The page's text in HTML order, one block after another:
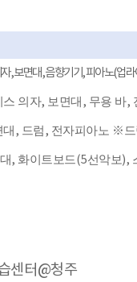
,보면대,음향기기 ,피아노(업
스 의자, 보면대 , 무용 바,
대 , 드럼, 전자피아노 ※
, 화이트보드(5선악보),
센터@청주